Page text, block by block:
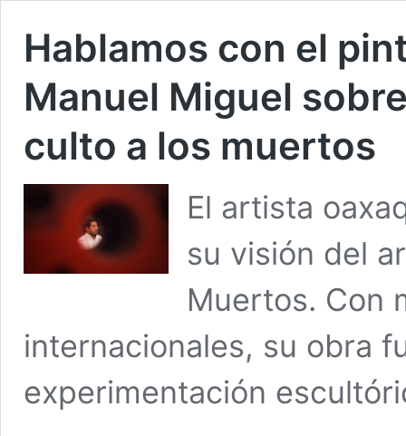
Hablamos con el
Manuel Miguel
culto a los muertos
El artista
su visión del
Muertos. Con
internacionales, su obra
experimentación